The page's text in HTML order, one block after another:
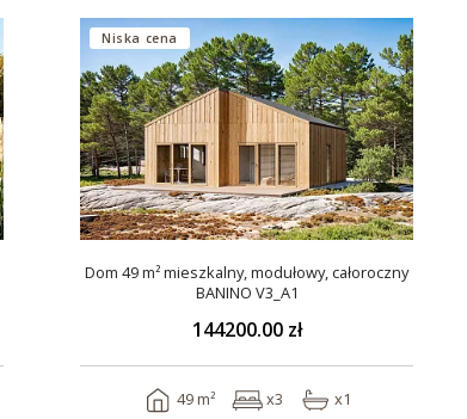
Niska cena
Dom 49 m² mieszkalny, modułowy, całoroczny
BANINO V3_A1
144200.00 zł
49 m² x3 x1